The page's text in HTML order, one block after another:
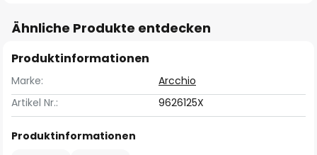
Ähnliche Produkte entdecken
Produktinformationen
Marke:
Arcchio
Artikel Nr.:
9626125X
Produktinformationen